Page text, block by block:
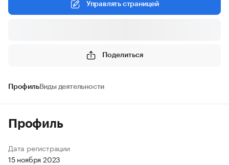
Управлять страницей
Поделиться
ПрофильВиды деятельности
Профиль
Дата регистрации
15 ноября 2023